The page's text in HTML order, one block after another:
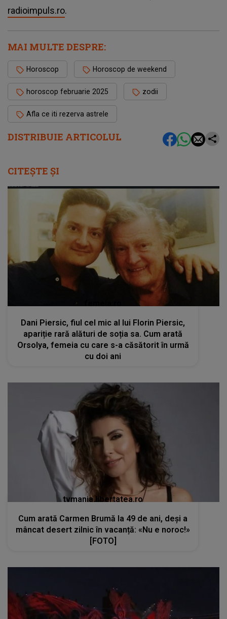
DISTRIBUIE ARTICOLUL
radioimpuls.ro.
MAI MULTE DESPRE:
Horoscop Horoscop de weekend
horoscop februarie 2025 zodii
Afla ce iti rezerva astrele
CITEȘTE ȘI
Dani Piersic, fiul cel mic al lui Florin Piersic,
apariție rară alături de soția sa. Cum arată
Orsolya, femeia cu care s-a căsătorit în urmă
cu doi ani
tvmania.libertatea.ro
Cum arată Carmen Brumă la 49 de ani, deși a
mâncat desert zilnic în vacanță: «Nu e noroc!»
[FOTO]